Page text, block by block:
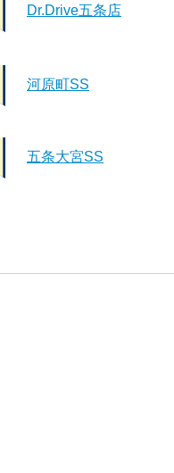
Dr.Drive五条店
河原町SS
五条大宮SS